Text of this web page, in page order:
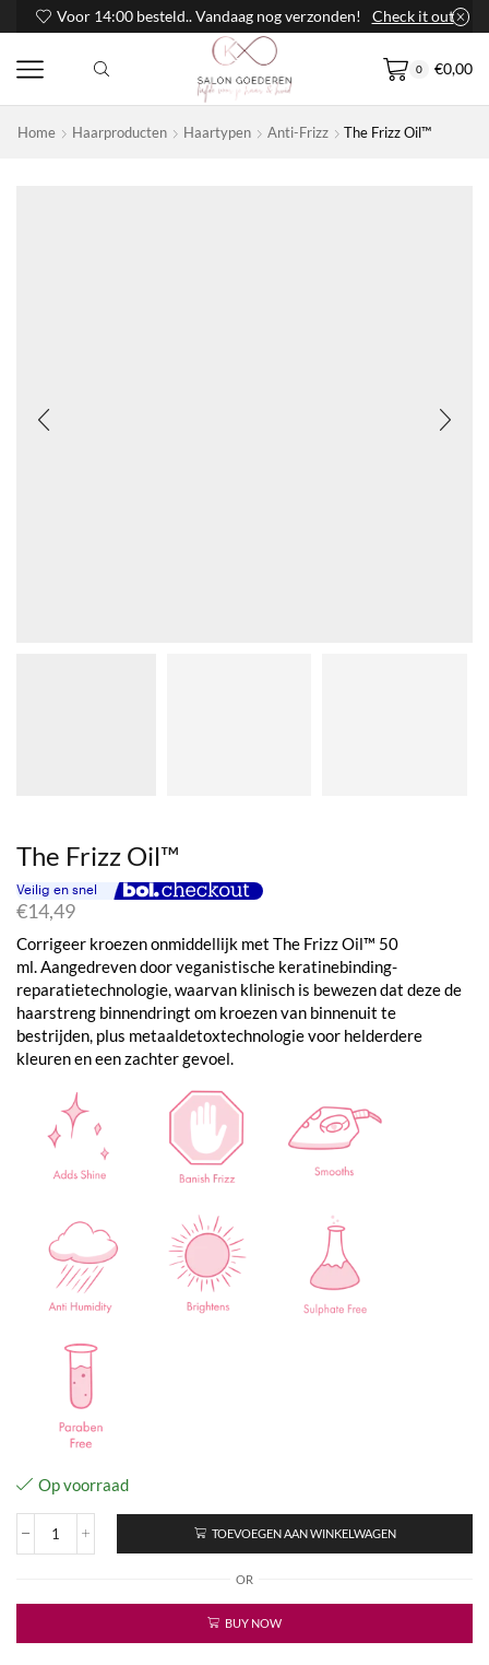
Voor 14:00 besteld.. Vandaag nog verzonden! Check it out
0 €0,00
Home Haarproducten Haartypen Anti-Frizz The Frizz Oil™
The Frizz Oil™
€14,49
Corrigeer kroezen onmiddellijk met The Frizz Oil™ 50
ml. Aangedreven door veganistische keratinebinding-
reparatietechnologie, waarvan klinisch is bewezen dat deze de
haarstreng binnendringt om kroezen van binnenuit te
bestrijden, plus metaaldetoxtechnologie voor helderdere
kleuren en een zachter gevoel.
Op voorraad
The
aantal
TOEVOEGEN AAN WINKELWAGEN
OR
BUY NOW